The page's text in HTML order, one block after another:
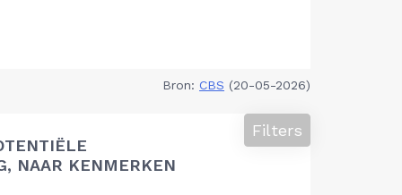
Bron: CBS (20-05-2026)
NAAR KENMERKEN
Filters